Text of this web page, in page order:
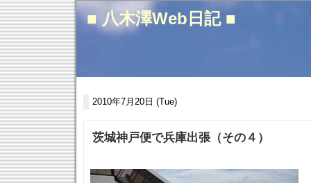
■ 八木澤Web日記 ■
2010年7月20日 (Tue)
茨城神戸便で兵庫出張（その４）